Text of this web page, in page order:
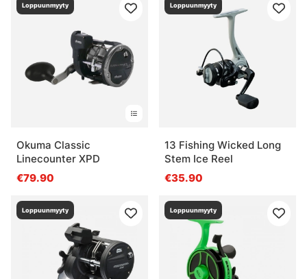
Loppuunmyyty
Okuma Classic
Linecounter XPD
€79.90
Loppuunmyyty
13 Fishing Wicked Long
Stem Ice Reel
€35.90
Loppuunmyyty Loppuunmyyty